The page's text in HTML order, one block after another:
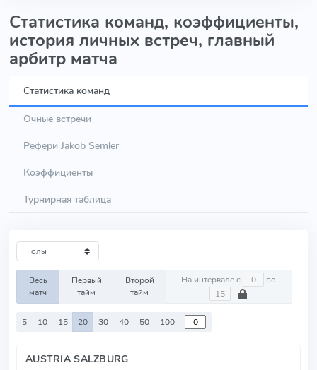
Статистика команд, коэффициенты,
история личных встреч, главный
арбитр матча
Статистика команд
Очные встречи
Рефери Jakob Semler
Коэффициенты
Турнирная таблица
Весь
матч
Первый
тайм
Второй
тайм
На интервале с по
5 10 15 20 30 40 50 100
AUSTRIA SALZBURG